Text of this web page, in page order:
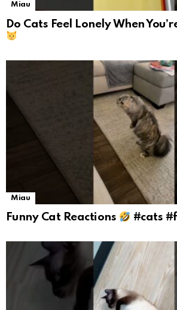
Miau
Do Cats Feel Lonely When
Miau
Funny Cat Reactions #cats